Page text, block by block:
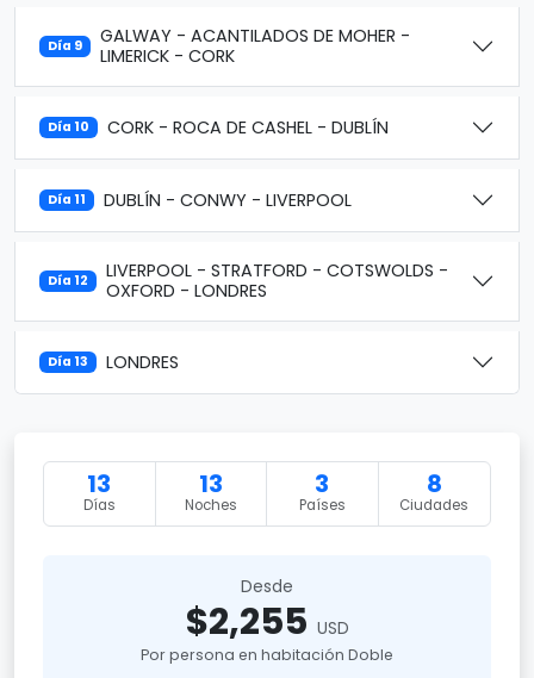
Día 9
GALWAY - ACANTILADOS DE MOHER -
LIMERICK - CORK
Día 10 CORK - ROCA DE CASHEL - DUBLÍN
Día 11 DUBLÍN - CONWY - LIVERPOOL
Día 12
LIVERPOOL - STRATFORD - COTSWOLDS -
OXFORD - LONDRES
Día 13 LONDRES
13
Días
13
Noches
3
Países
8
Ciudades
Desde
$2,255 USD
Por persona en habitación Doble